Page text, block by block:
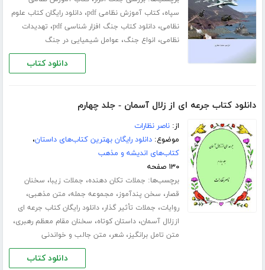
سپاه،کتاب آموزش نظامی pdf ،دانلود رایگان کتاب علوم
نظامی،دانلود کتاب جنگ افزار شناسی pdf ، تهدیدات
نظامی، انواع جنگ، عوامل شیمیایی در جنگ
دانلود کتاب
دانلود کتاب جرعه ای از زلال آسمان - جلد چهارم
از:ناصر نظارات
موضوع:دانلود رایگان بهترین کتاب‌های داستان،
کتاب‌های اندیشه و مذهب
۱۳۰ صفحه
برچسب‌ها: جملات تکان دهنده، جملات زیبا، سخنان
قصار، سخن پندآموز، مجموعه جمله، متن مذهبی،
روایات، جملات تأثیر گذار،دانلود رایگان کتاب جرعه ای
اززلال آسمان،داستان کوتاه، سخنان مقام معظم رهبری،
متن تامل برانگیز،شعر، متن جالب و خواندنی
دانلود کتاب